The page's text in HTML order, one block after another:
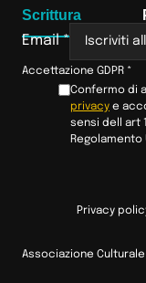
Scrittura
Email*
Accettazione GDPR *
Confermo di
privacy e
sensi dell art
Regolamento
Associazione
Privacy